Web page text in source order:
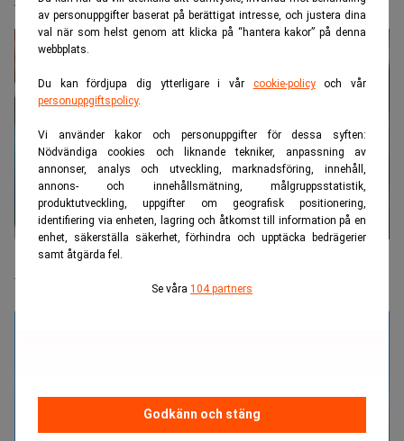
av personuppgifter baserat på berättigat intresse, och justera dina
val när som helst genom att klicka på “hantera kakor” på denna
webbplats.
Du kan fördjupa dig ytterligare i vår cookie-policyoch vår
personuppgiftspolicy.
Vi använder kakor och personuppgifter för dessa syften:
Nödvändiga cookies och liknande tekniker, anpassning av
annonser, analys och utveckling, marknadsföring, innehåll,
annons- och innehållsmätning, målgruppsstatistik,
produktutveckling, uppgifter om geografisk positionering,
identifiering via enheten, lagring och åtkomst till information på en
enhet, säkerställa säkerhet, förhindra och upptäcka bedrägerier
samt åtgärda fel.
Se våra 104 partners
Godkänn och stäng
"Beslut om reduktionsplikt togs på underlag med
betydande brister"